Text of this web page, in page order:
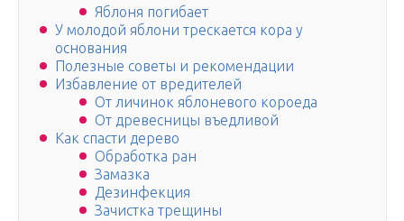
Яблоня погибает
У молодой яблони трескается кора у
основания
Полезные советы и рекомендации
Избавление от вредителей
От личинок яблоневого короеда
От древесницы въедливой
Как спасти дерево
Обработка ран
Замазка
Дезинфекция
Зачистка трещины